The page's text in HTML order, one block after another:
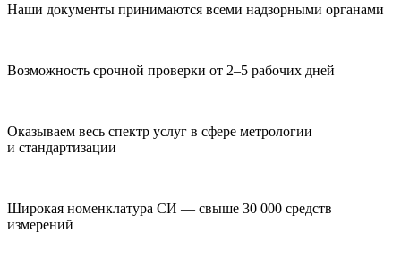
Наши документы принимаются всеми надзорными органами
Возможность срочной проверки от 2–5 рабочих дней
Оказываем весь спектр услуг в сфере метрологии
и стандартизации
Широкая номенклатура СИ — свыше 30 000 средств
измерений